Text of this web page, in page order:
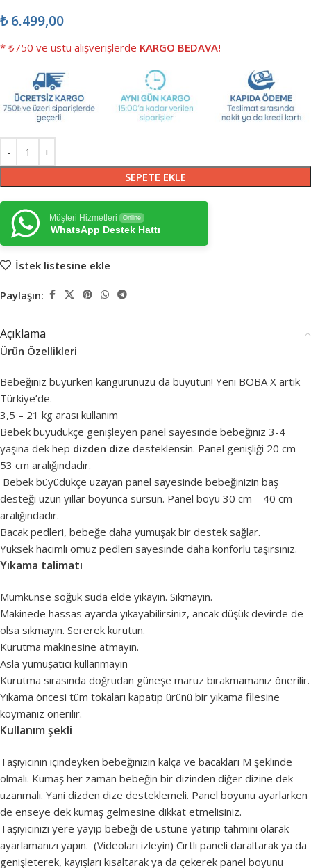
₺6.499,00
* ₺750 ve üstü alışverişlerde KARGO BEDAVA!
SEPETE EKLE
Müşteri Hizmetleri Online
WhatsApp Destek Hattı
İstek listesine ekle
Paylaşın:
Açıklama
Ürün Özellikleri
Bebeğiniz büyürken kangurunuzu da büyütün! Yeni BOBA X artık
Türkiye’de.
3,5 – 21 kg arası kullanım
Bebek büyüdükçe genişleyen panel sayesinde bebeğiniz 3-4
yaşına dek hep dizden dize desteklensin. Panel genişliği 20 cm-
53 cm aralığındadır.
Bebek büyüdükçe uzayan panel sayesinde bebeğinizin baş
desteği uzun yıllar boyunca sürsün. Panel boyu 30 cm – 40 cm
aralığındadır.
Bacak pedleri, bebeğe daha yumuşak bir destek sağlar.
Yüksek hacimli omuz pedleri sayesinde daha konforlu taşırsınız.
Yıkama talimatı
Mümkünse soğuk suda elde yıkayın. Sıkmayın.
Makinede hassas ayarda yıkayabilirsiniz, ancak düşük devirde de
olsa sıkmayın. Sererek kurutun.
Kurutma makinesine atmayın.
Asla yumuşatıcı kullanmayın
Kurutma sırasında doğrudan güneşe maruz bırakmamanız önerilir.
Yıkama öncesi tüm tokaları kapatıp ürünü bir yıkama filesine
koymanız önerilir.
Kullanım şekli
Taşıyıcının içindeyken bebeğinizin kalça ve bacakları M şeklinde
olmalı. Kumaş her zaman bebeğin bir dizinden diğer dizine dek
uzanmalı. Yani dizden dize desteklemeli. Panel boyunu ayarlarken
de enseye dek kumaş gelmesine dikkat etmelisiniz.
Taşıyıcınızı yere yayıp bebeği de üstüne yatırıp tahmini olarak
ayarlamanızı yapın. (Videoları izleyin) Cırtlı paneli daraltarak ya da
genişleterek, kayışları kısaltarak ya da çekerek panel boyunu